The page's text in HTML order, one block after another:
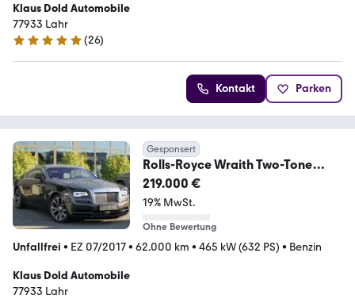
Klaus Dold Automobile
77933 Lahr
5 Sterne
(26)
Kontakt Parken
Gesponsert
Rolls-Royce Wraith Two-Tone
Starlight Headliner 21"
219.000 €
19% MwSt.
Ohne Bewertung
Unfallfrei • EZ 07/2017• 62.000 km • 465 kW (632 PS) • Benzin
Klaus Dold Automobile
77933 Lahr